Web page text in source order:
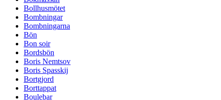
Bollhusmötet
Bombningar
Bombningarna
Bön
Bon soir
Bordsbön
Boris Nemtsov
Boris Spasskij
Bortgjord
Borttappat
Boulebar